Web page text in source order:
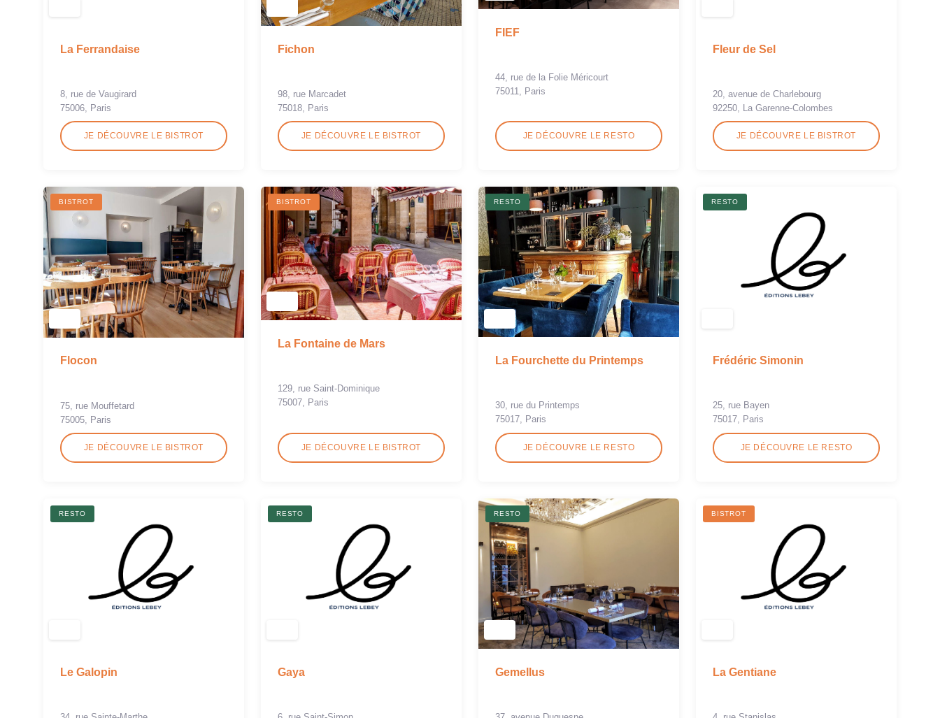
La Ferrandaise
8, rue de Vaugirard
75006, Paris
JE DÉCOUVRE LE BISTROT
Fichon
98, rue Marcadet
75018, Paris
JE DÉCOUVRE LE BISTROT
FIEF
44, rue de la Folie Méricourt
75011, Paris
JE DÉCOUVRE LE RESTO
Fleur de Sel
20, avenue de Charlebourg
92250, La Garenne-Colombes
JE DÉCOUVRE LE BISTROT
BISTROT
Flocon
75, rue Mouffetard
75005, Paris
JE DÉCOUVRE LE BISTROT
BISTROT
La Fontaine de Mars
129, rue Saint-Dominique
75007, Paris
JE DÉCOUVRE LE BISTROT
RESTO
La Fourchette du Printemps
30, rue du Printemps
75017, Paris
JE DÉCOUVRE LE RESTO
RESTO
Frédéric Simonin
25, rue Bayen
75017, Paris
JE DÉCOUVRE LE RESTO
RESTO
Le Galopin
RESTO
Gaya
RESTO
Gemellus
BISTROT
La Gentiane